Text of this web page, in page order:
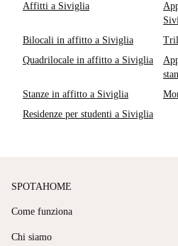
Affitti a Siviglia
Bilocali in affitto a Siviglia
Quadrilocale in affitto a Siviglia
Stanze in affitto a Siviglia
Residenze per studenti a Siviglia
SPOTAHOME
Come funziona
Chi siamo